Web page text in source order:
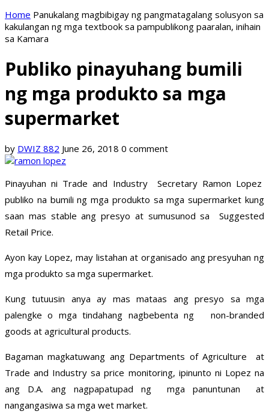
Home Panukalang magbibigay ng pangmatagalang solusyon sa
kakulangan ng mga textbook sa pampublikong paaralan, inihain
sa Kamara
Publiko pinayuhang bumili
ng mga produkto sa mga
supermarket
by DWIZ 882 June 26, 2018 0 comment
Pinayuhan ni Trade and Industry Secretary Ramon Lopez
publiko na bumili ng mga produkto sa mga supermarket kung
saan mas stable ang presyo at sumusunod sa Suggested
Retail Price.
Ayon kay Lopez, may listahan at organisado ang presyuhan ng
mga produkto sa mga supermarket.
Kung tutuusin anya ay mas mataas ang presyo sa mga
palengke o mga tindahang nagbebenta ng non-branded
goods at agricultural products.
Bagaman magkatuwang ang Departments of Agriculture at
Trade and Industry sa price monitoring, ipinunto ni Lopez na
ang D.A. ang nagpapatupad ng mga panuntunan at
nangangasiwa sa mga wet market.